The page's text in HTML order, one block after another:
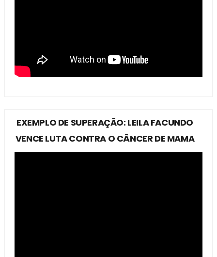
EXEMPLO DE SUPERAÇÃO: LEILA FACUNDO
VENCE LUTA CONTRA O CÂNCER DE MAMA